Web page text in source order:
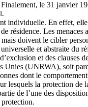
le 31 janvier
individuelle. En effet,
résidence. Les
doivent le cibler
et abstraite du
et des
Unies (UNRWA), soit
dont le
lesquels la protection de
de l’une des